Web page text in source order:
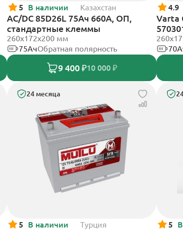
5 В наличии Казахстан
AC/DC 85D26L 75Ач 660А, ОП,
стандартные клеммы
260x172x200 мм
75АчОбратная полярность
9 400 ₽10 000 ₽
4.9
Varta
24 месяца
5 В наличии Турция 5